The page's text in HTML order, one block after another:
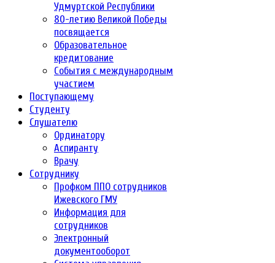
Удмуртской Республики
80-летию Великой Победы
посвящается
Образовательное
кредитование
События с международным
участием
Поступающему
Студенту
Слушателю
Ординатору
Аспиранту
Врачу
Сотруднику
Профком ППО сотрудников
Ижевского ГМУ
Информация для
сотрудников
Электронный
документооборот